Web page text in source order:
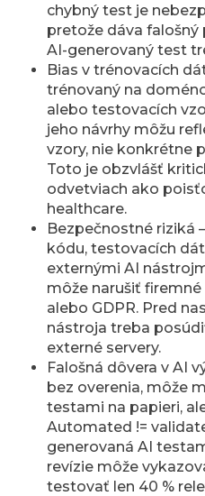
chybný test je
pretože dáva falošný
AI-generovaný test
Bias v trénovacích
trénovaný na
alebo testovacích
jeho návrhy môžu
vzory, nie konkrétne
Toto je obzvlášť
odvetviach ako
healthcare.
Bezpečnostné riziká
kódu, testovacích
externými AI
môže narušiť
alebo GDPR. Pred
nástroja treba
externé servery.
Falošná dôvera v AI
bez overenia, môže
testami na papieri,
Automated !=
generovaná AI
revízie môže
testovať len 40 %